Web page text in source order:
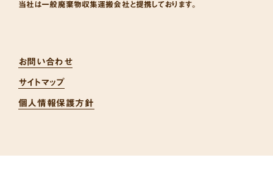
当社は一般廃棄物収集運搬会社と提携しております。
お問い合わせ
サイトマップ
個人情報保護方針